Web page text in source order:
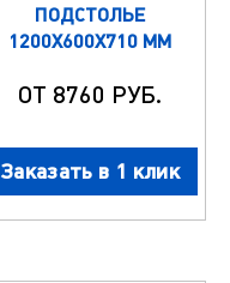
ПОДСТОЛЬЕ
1200Х600Х710 ММ
ОТ 8760 РУБ.
Заказать в 1 клик